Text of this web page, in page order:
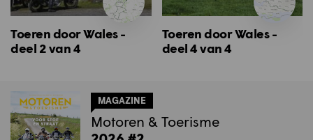
Toeren door Wales -
deel 2 van 4
Toeren door Wales -
deel 4 van 4
MAGAZINE
Motoren & Toerisme